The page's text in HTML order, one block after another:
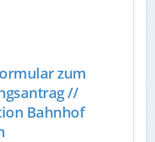
zum
//
Bahnhof